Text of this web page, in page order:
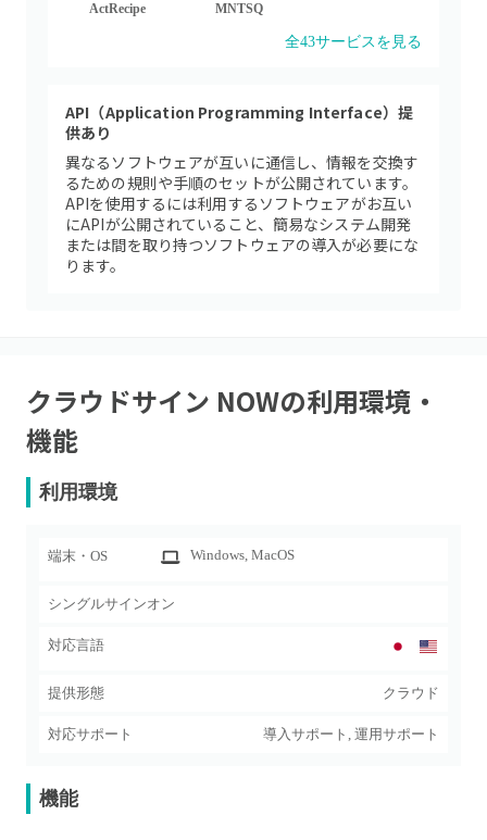
ActRecipe MNTSQ
全43サービスを見る
API（Application Programming Interface）提
供あり
異なるソフトウェアが互いに通信し、情報を交換す
るための規則や手順のセットが公開されています。
APIを使用するには利用するソフトウェアがお互い
にAPIが公開されていること、簡易なシステム開発
または間を取り持つソフトウェアの導入が必要にな
ります。
クラウドサイン NOWの利用環境・
機能
利用環境
端末・OS Windows, MacOS
シングルサインオン
対応言語
提供形態 クラウド
対応サポート 導入サポート, 運用サポート
機能